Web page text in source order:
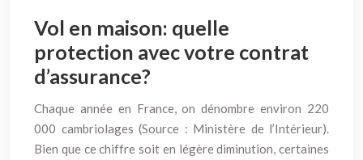
Vol en maison: quelle
protection avec votre contrat
d’assurance?
Chaque année en France, on dénombre environ 220
000 cambriolages (Source : Ministère de l’Intérieur).
Bien que ce chiffre soit en légère diminution, certaines